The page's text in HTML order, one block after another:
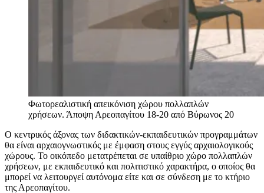
Φωτορεαλιστική απεικόνιση χώρου πολλαπλών
χρήσεων. Άποψη Αρεοπαγίτου 18-20 από Βύρωνος 20
Ο κεντρικός άξονας των διδακτικών-εκπαιδευτικών προγραμμάτων
θα είναι αρχαιογνωστικός με έμφαση στους εγγύς αρχαιολογικούς
χώρους. Το οικόπεδο μετατρέπεται σε υπαίθριο χώρο πολλαπλών
χρήσεων, με εκπαιδευτικό και πολιτιστικό χαρακτήρα, ο οποίος θα
μπορεί να λειτουργεί αυτόνομα είτε και σε σύνδεση με το κτήριο
της Αρεοπαγίτου.